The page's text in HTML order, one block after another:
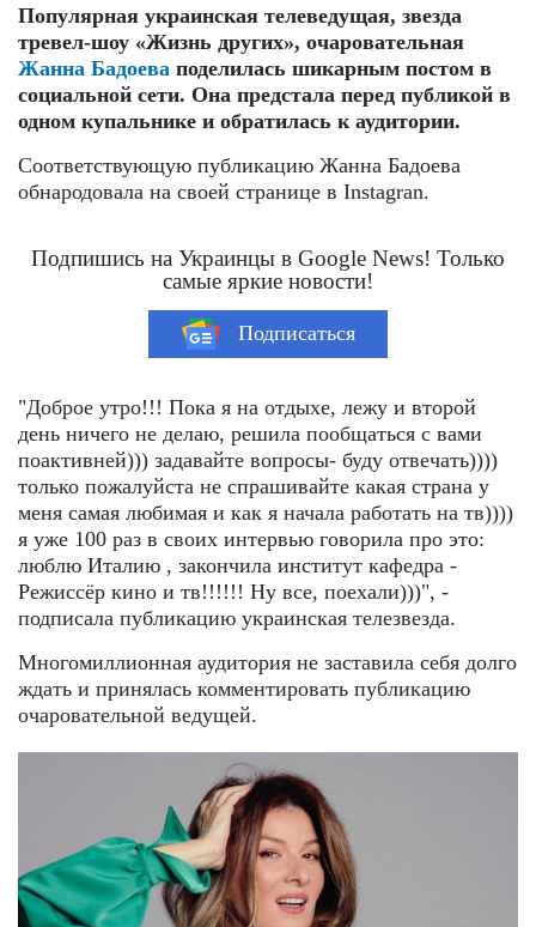
Популярная украинская телеведущая, звезда
тревел-шоу «Жизнь других», очаровательная
Жанна Бадоева поделилась шикарным постом в
социальной сети. Она предстала перед публикой в
одном купальнике и обратилась к аудитории.
Соответствующую публикацию Жанна Бадоева
обнародовала на своей странице в Instagran.
Подпишись на Украинцы в Google News! Только
самые яркие новости!
Подписаться
"Доброе утро!!! Пока я на отдыхе, лежу и второй
день ничего не делаю, решила пообщаться с вами
поактивней))) задавайте вопросы- буду отвечать))))
только пожалуйста не спрашивайте какая страна у
меня самая любимая и как я начала работать на тв))))
я уже 100 раз в своих интервью говорила про это:
люблю Италию , закончила институт кафедра -
Режиссёр кино и тв!!!!!! Ну все, поехали)))", -
подписала публикацию украинская телезвезда.
Многомиллионная аудитория не заставила себя долго
ждать и принялась комментировать публикацию
очаровательной ведущей.